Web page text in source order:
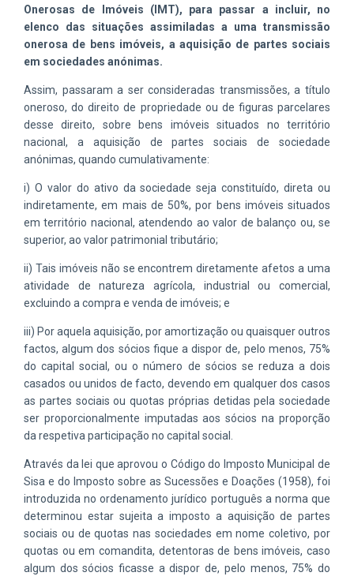
Onerosas de Imóveis (IMT), para passar a incluir, no
elenco das situações assimiladas a uma transmissão
onerosa de bens imóveis, a aquisição de partes sociais
em sociedades anónimas.
Assim, passaram a ser consideradas transmissões, a título
oneroso, do direito de propriedade ou de figuras parcelares
desse direito, sobre bens imóveis situados no território
nacional, a aquisição de partes sociais de sociedade
anónimas, quando cumulativamente:
i) O valor do ativo da sociedade seja constituído, direta ou
indiretamente, em mais de 50%, por bens imóveis situados
em território nacional, atendendo ao valor de balanço ou, se
superior, ao valor patrimonial tributário;
ii) Tais imóveis não se encontrem diretamente afetos a uma
atividade de natureza agrícola, industrial ou comercial,
excluindo a compra e venda de imóveis; e
iii) Por aquela aquisição, por amortização ou quaisquer outros
factos, algum dos sócios fique a dispor de, pelo menos, 75%
do capital social, ou o número de sócios se reduza a dois
casados ou unidos de facto, devendo em qualquer dos casos
as partes sociais ou quotas próprias detidas pela sociedade
ser proporcionalmente imputadas aos sócios na proporção
da respetiva participação no capital social.
Através da lei que aprovou o Código do Imposto Municipal de
Sisa e do Imposto sobre as Sucessões e Doações (1958), foi
introduzida no ordenamento jurídico português a norma que
determinou estar sujeita a imposto a aquisição de partes
sociais ou de quotas nas sociedades em nome coletivo, por
quotas ou em comandita, detentoras de bens imóveis, caso
algum dos sócios ficasse a dispor de, pelo menos, 75% do